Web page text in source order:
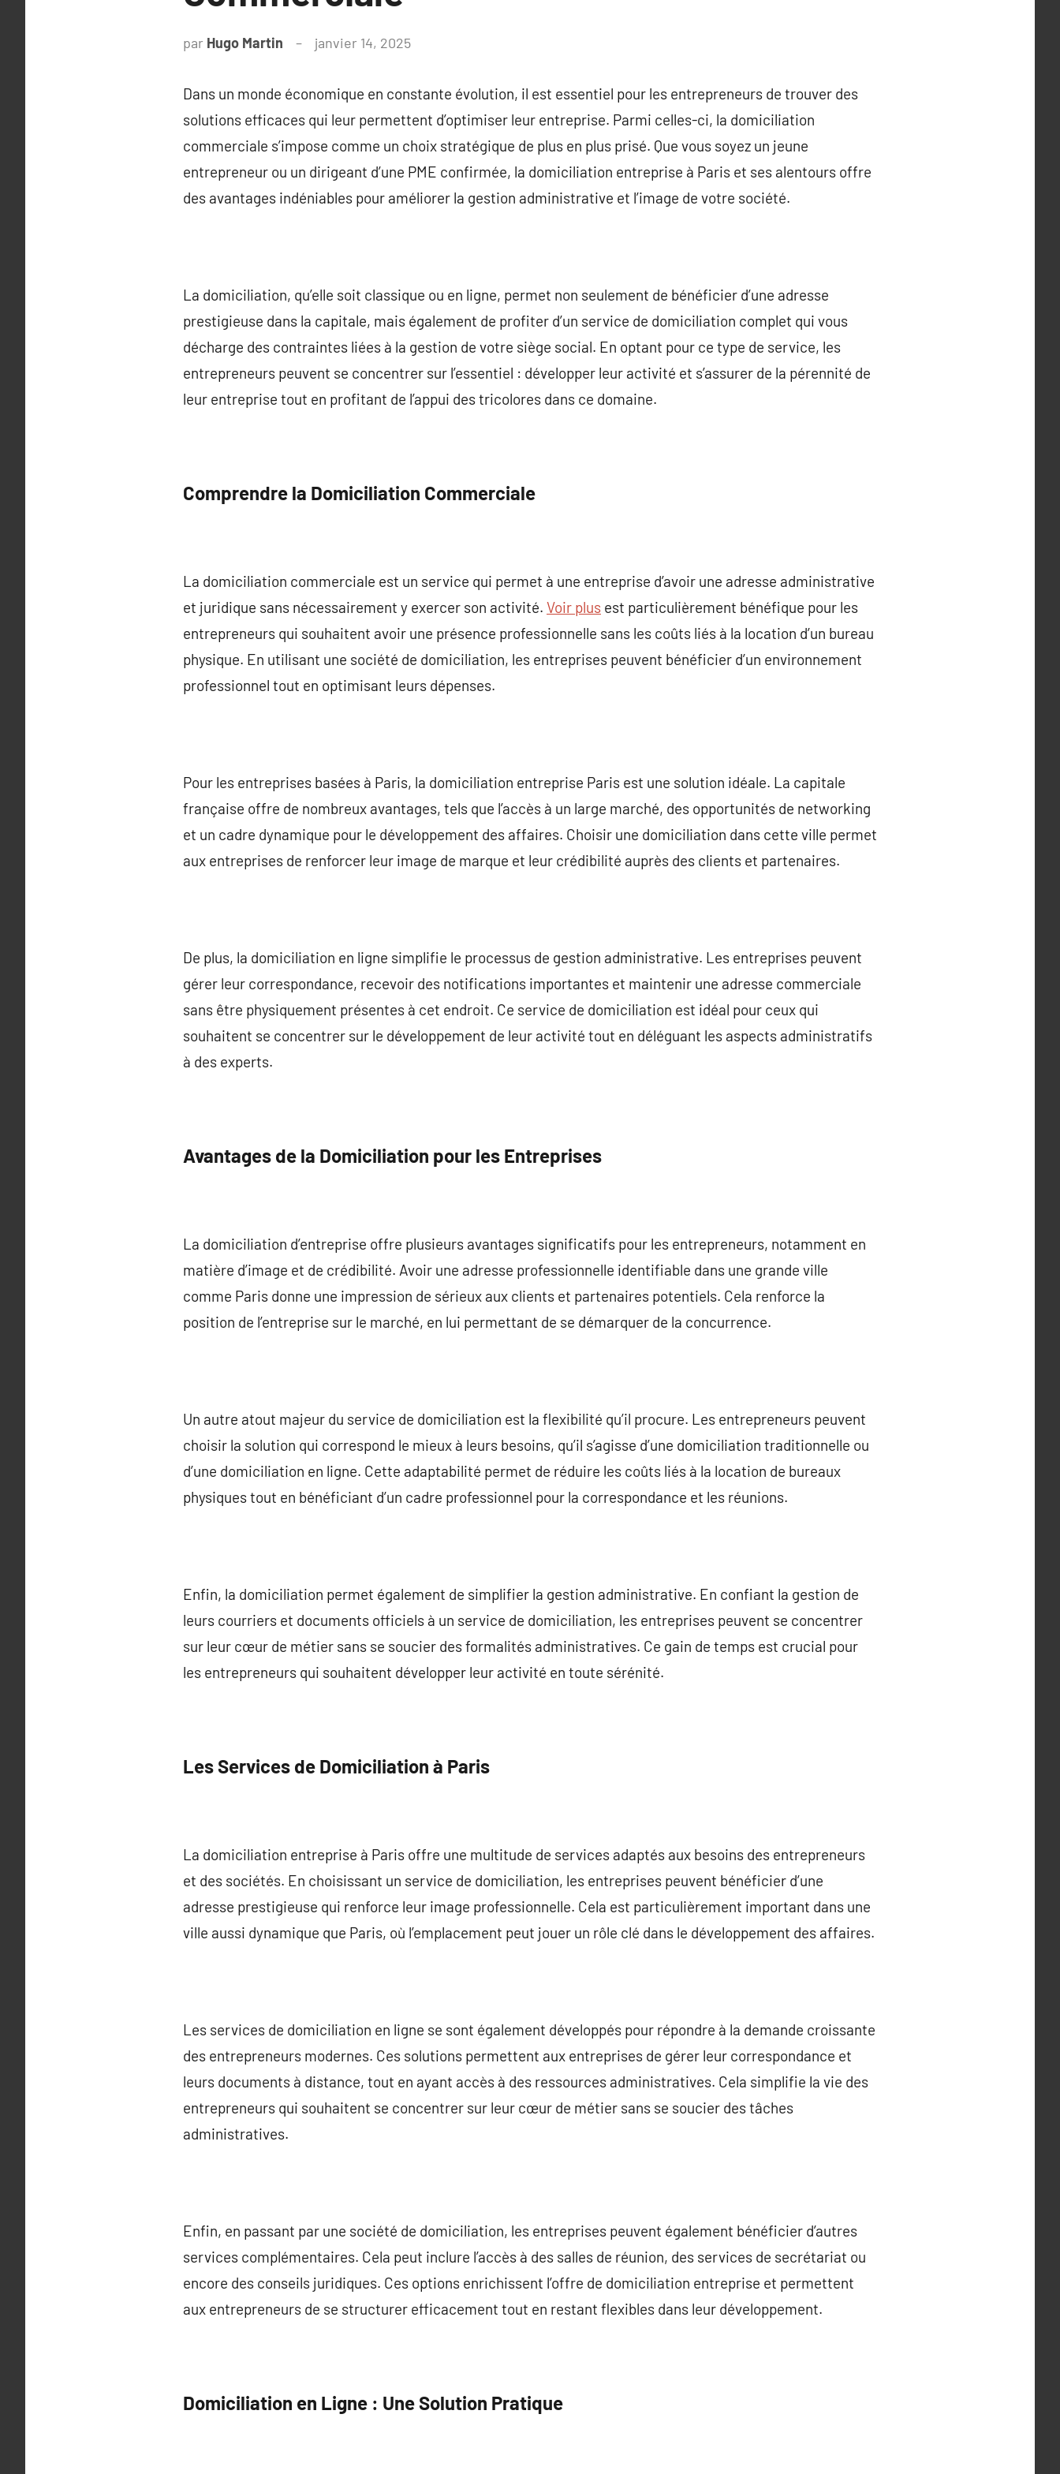
par Hugo Martin janvier 14, 2025
Dans un monde économique en constante évolution, il est essentiel pour les entrepreneurs de trouver des
solutions efficaces qui leur permettent d’optimiser leur entreprise. Parmi celles-ci, la domiciliation
commerciale s’impose comme un choix stratégique de plus en plus prisé. Que vous soyez un jeune
entrepreneur ou un dirigeant d’une PME confirmée, la domiciliation entreprise à Paris et ses alentours offre
des avantages indéniables pour améliorer la gestion administrative et l’image de votre société.
La domiciliation, qu’elle soit classique ou en ligne, permet non seulement de bénéficier d’une adresse
prestigieuse dans la capitale, mais également de profiter d’un service de domiciliation complet qui vous
décharge des contraintes liées à la gestion de votre siège social. En optant pour ce type de service, les
entrepreneurs peuvent se concentrer sur l’essentiel : développer leur activité et s’assurer de la pérennité de
leur entreprise tout en profitant de l’appui des tricolores dans ce domaine.
Comprendre la Domiciliation Commerciale
La domiciliation commerciale est un service qui permet à une entreprise d’avoir une adresse administrative
et juridique sans nécessairement y exercer son activité. Voir plus est particulièrement bénéfique pour les
entrepreneurs qui souhaitent avoir une présence professionnelle sans les coûts liés à la location d’un bureau
physique. En utilisant une société de domiciliation, les entreprises peuvent bénéficier d’un environnement
professionnel tout en optimisant leurs dépenses.
Pour les entreprises basées à Paris, la domiciliation entreprise Paris est une solution idéale. La capitale
française offre de nombreux avantages, tels que l’accès à un large marché, des opportunités de networking
et un cadre dynamique pour le développement des affaires. Choisir une domiciliation dans cette ville permet
aux entreprises de renforcer leur image de marque et leur crédibilité auprès des clients et partenaires.
De plus, la domiciliation en ligne simplifie le processus de gestion administrative. Les entreprises peuvent
gérer leur correspondance, recevoir des notifications importantes et maintenir une adresse commerciale
sans être physiquement présentes à cet endroit. Ce service de domiciliation est idéal pour ceux qui
souhaitent se concentrer sur le développement de leur activité tout en déléguant les aspects administratifs
à des experts.
Avantages de la Domiciliation pour les Entreprises
La domiciliation d’entreprise offre plusieurs avantages significatifs pour les entrepreneurs, notamment en
matière d’image et de crédibilité. Avoir une adresse professionnelle identifiable dans une grande ville
comme Paris donne une impression de sérieux aux clients et partenaires potentiels. Cela renforce la
position de l’entreprise sur le marché, en lui permettant de se démarquer de la concurrence.
Un autre atout majeur du service de domiciliation est la flexibilité qu’il procure. Les entrepreneurs peuvent
choisir la solution qui correspond le mieux à leurs besoins, qu’il s’agisse d’une domiciliation traditionnelle ou
d’une domiciliation en ligne. Cette adaptabilité permet de réduire les coûts liés à la location de bureaux
physiques tout en bénéficiant d’un cadre professionnel pour la correspondance et les réunions.
Enfin, la domiciliation permet également de simplifier la gestion administrative. En confiant la gestion de
leurs courriers et documents officiels à un service de domiciliation, les entreprises peuvent se concentrer
sur leur cœur de métier sans se soucier des formalités administratives. Ce gain de temps est crucial pour
les entrepreneurs qui souhaitent développer leur activité en toute sérénité.
Les Services de Domiciliation à Paris
La domiciliation entreprise à Paris offre une multitude de services adaptés aux besoins des entrepreneurs
et des sociétés. En choisissant un service de domiciliation, les entreprises peuvent bénéficier d’une
adresse prestigieuse qui renforce leur image professionnelle. Cela est particulièrement important dans une
ville aussi dynamique que Paris, où l’emplacement peut jouer un rôle clé dans le développement des affaires.
Les services de domiciliation en ligne se sont également développés pour répondre à la demande croissante
des entrepreneurs modernes. Ces solutions permettent aux entreprises de gérer leur correspondance et
leurs documents à distance, tout en ayant accès à des ressources administratives. Cela simplifie la vie des
entrepreneurs qui souhaitent se concentrer sur leur cœur de métier sans se soucier des tâches
administratives.
Enfin, en passant par une société de domiciliation, les entreprises peuvent également bénéficier d’autres
services complémentaires. Cela peut inclure l’accès à des salles de réunion, des services de secrétariat ou
encore des conseils juridiques. Ces options enrichissent l’offre de domiciliation entreprise et permettent
aux entrepreneurs de se structurer efficacement tout en restant flexibles dans leur développement.
Domiciliation en Ligne : Une Solution Pratique